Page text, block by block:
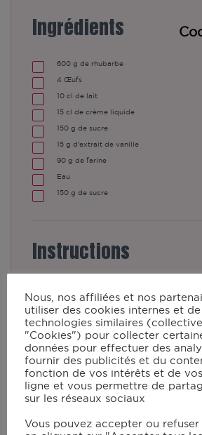
Ingrédients
600 g de rhubarbe
4 Œufs
10 cl de lait
15 cl de crème liquide
150 g de sucre
15 g d'extrait de vanille
90 g de farine
Eau
150 g de sucre
Instructions
Épluchez la rhubarbe
petits tronçons de 2 cm.
dans un plat et
sucre, puis laissez
pour qu’elle rende son
végétation.
Nous, nos affiliées et nos
utiliser des cookies internes et
technologies similaires
"Cookies") pour collecter
données pour effectuer des
fournir des publicités et du
fonction de vos intérêts et de
ligne et vous permettre de
sur les réseaux sociaux
Vous pouvez accepter ou